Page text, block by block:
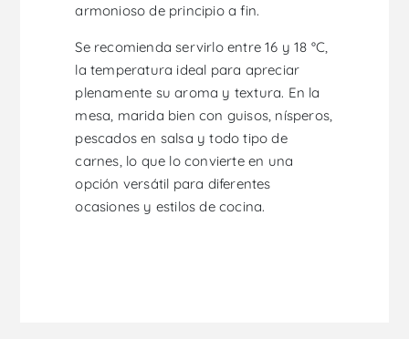
armonioso de principio a fin.
Se recomienda servirlo entre 16 y 18 °C,
la temperatura ideal para apreciar
plenamente su aroma y textura. En la
mesa, marida bien con guisos, nísperos,
pescados en salsa y todo tipo de
carnes, lo que lo convierte en una
opción versátil para diferentes
ocasiones y estilos de cocina.